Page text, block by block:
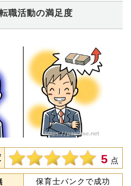
職活動の満足度
5 点
保育士バンクで成功